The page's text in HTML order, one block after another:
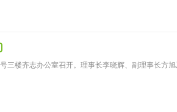
楼齐志办公室召开。理事长李晓辉、副理事长方